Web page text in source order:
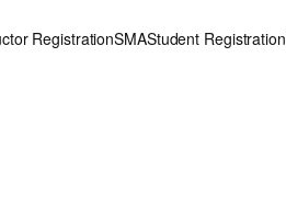
RegistrationSMAStudent Registration